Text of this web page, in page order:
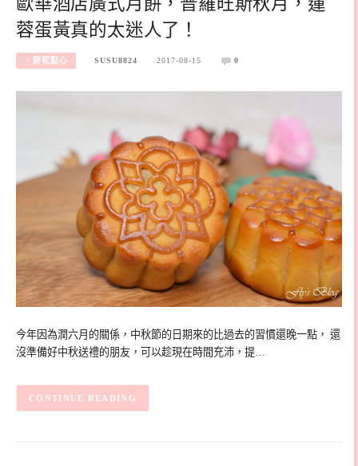
蓉蛋黃真的太迷人了！
‧餅乾點心 SUSU8824 2017-08-15 0
今年因為潤六月的關係，中秋節的日期來的比過去的習慣還晚一點， 還
沒準備好中秋送禮的朋友，可以趁現在時間充沛，提…
CONTINUE READING